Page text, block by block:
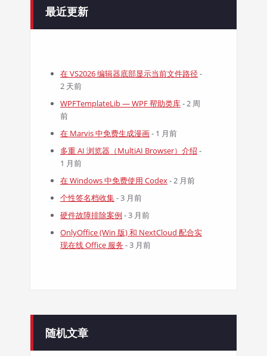
最近更新
在 VS2026 编辑器底部显示当前文件路径-
2 天前
WPFTemplateLib — WPF 帮助类库- 2 周
前
在 Marvis 中免费生成漫画- 1 月前
多重 AI 浏览器（MultiAI Browser）介绍 -
1 月前
在 Windows 中免费使用 Codex- 2 月前
个性签名档收集- 3 月前
硬件故障排除案例 - 3 月前
OnlyOffice (Win 版) 和 NextCloud 配合实
现在线 Office 服务 - 3 月前
随机文章